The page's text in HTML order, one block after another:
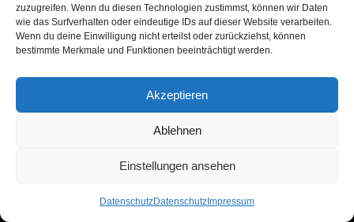
zuzugreifen. Wenn du diesen Technologien zustimmst, können wir Daten
wie das Surfverhalten oder eindeutige IDs auf dieser Website verarbeiten.
Wenn du deine Einwilligung nicht erteilst oder zurückziehst, können
bestimmte Merkmale und Funktionen beeinträchtigt werden.
Akzeptieren
Ablehnen
Einstellungen ansehen
DatenschutzDatenschutz Impressum
| Präsentiert vonWordPress